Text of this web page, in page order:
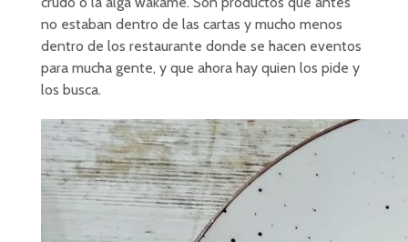
no estaban dentro de las cartas y mucho menos
dentro de los restaurante donde se hacen eventos
para mucha gente, y que ahora hay quien los pide y
los busca.